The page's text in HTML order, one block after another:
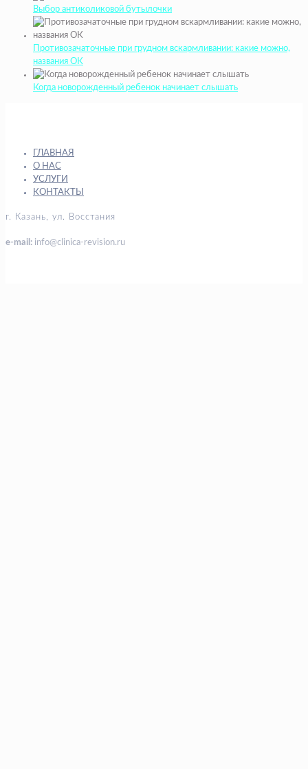
Выбор антиколиковой бутылочки
Противозачаточные при грудном вскармливании: какие можно,
названия ОК
Когда новорожденный ребенок начинает слышать
ГЛАВНАЯ
О НАС
УСЛУГИ
КОНТАКТЫ
г. Казань, ул. Восстания
e-mail: info@clinica-revision.ru